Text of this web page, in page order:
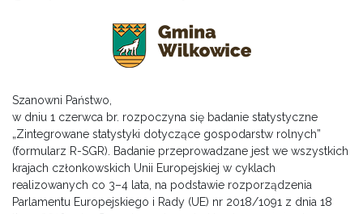
Szanowni Państwo,
w dniu 1 czerwca br. rozpoczyna się badanie statystyczne
„Zintegrowane statystyki dotyczące gospodarstw rolnych”
(formularz R-SGR). Badanie przeprowadzane jest we wszystkich
krajach członkowskich Unii Europejskiej w cyklach
realizowanych co 3–4 lata, na podstawie rozporządzenia
Parlamentu Europejskiego i Rady (UE) nr 2018/1091 z dnia 18